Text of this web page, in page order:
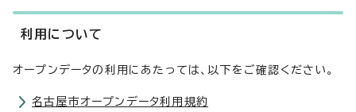
利用について
オープンデータの利用にあたっては、以下をご確認ください。
名古屋市オープンデータ利用規約